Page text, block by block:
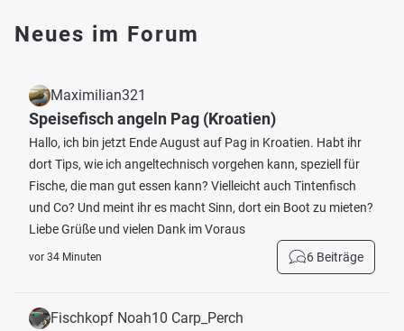
Neues im Forum
Maximilian321
Speisefisch angeln Pag (Kroatien)
Hallo, ich bin jetzt Ende August auf Pag in Kroatien. Habt ihr
dort Tips, wie ich angeltechnisch vorgehen kann, speziell für
Fische, die man gut essen kann? Vielleicht auch Tintenfisch
und Co? Und meint ihr es macht Sinn, dort ein Boot zu mieten?
Liebe Grüße und vielen Dank im Voraus
vor 34 Minuten 6 Beiträge
Fischkopf Noah10 Carp_Perch